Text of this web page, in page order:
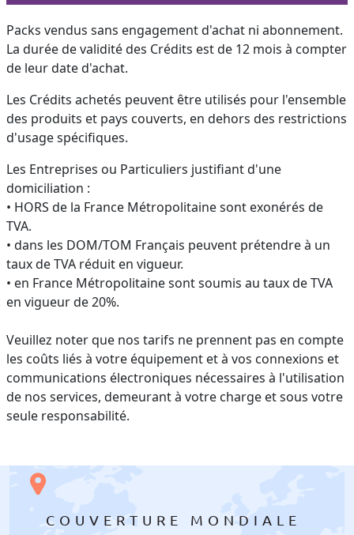
Packs vendus sans engagement d'achat ni abonnement.
La durée de validité des Crédits est de 12 mois à compter
de leur date d'achat.
Les Crédits achetés peuvent être utilisés pour l'ensemble
des produits et pays couverts, en dehors des restrictions
d'usage spécifiques.
Les Entreprises ou Particuliers justifiant d'une
domiciliation :
• HORS de la France Métropolitaine sont exonérés de
TVA.
• dans les DOM/TOM Français peuvent prétendre à un
taux de TVA réduit en vigueur.
• en France Métropolitaine sont soumis au taux de TVA
en vigueur de 20%.
Veuillez noter que nos tarifs ne prennent pas en compte
les coûts liés à votre équipement et à vos connexions et
communications électroniques nécessaires à l'utilisation
de nos services, demeurant à votre charge et sous votre
seule responsabilité.
COUVERTURE MONDIALE